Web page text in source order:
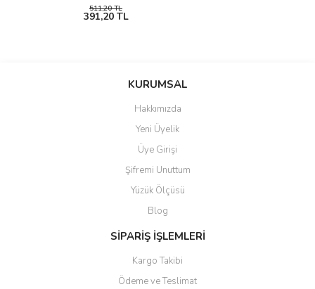
511,20 TL
391,20 TL
KURUMSAL
Hakkımızda
Yeni Üyelik
Üye Girişi
Şifremi Unuttum
Yüzük Ölçüsü
Blog
SİPARİŞ İŞLEMLERİ
Kargo Takibi
Ödeme ve Teslimat